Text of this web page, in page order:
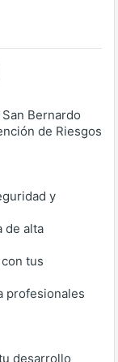
Bernardo
de Riesgos
y
de alta
tus
profesionales
desarrollo